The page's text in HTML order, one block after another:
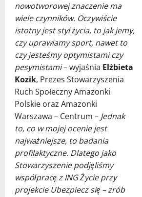
nowotworowej znaczenie ma
wiele czynników. Oczywiście
istotny jest styl życia, to jak jemy,
czy uprawiamy sport, nawet to
czy jesteśmy optymistami czy
pesymistami– wyjaśnia Elżbieta
Kozik, Prezes Stowarzyszenia
Ruch Społeczny Amazonki
Polskie oraz Amazonki
Warszawa – Centrum – Jednak
to, co w mojej ocenie jest
najważniejsze, to badania
profilaktyczne. Dlatego jako
Stowarzyszenie podjęliśmy
współpracę z ING Życie przy
projekcie Ubezpiecz się – zrób